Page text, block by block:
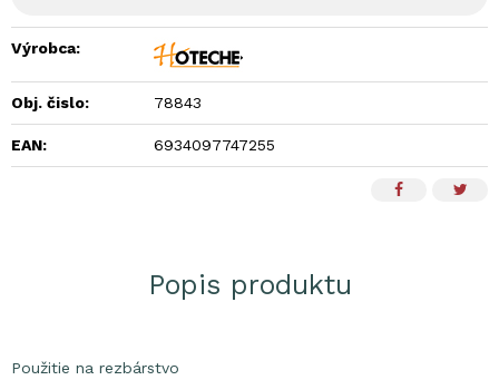
Výrobca:
Obj. čislo: 78843
EAN: 6934097747255
Popis produktu
Použitie na rezbárstvo